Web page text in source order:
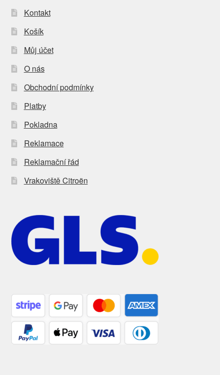
Kontakt
Košík
Můj účet
O nás
Obchodní podmínky
Platby
Pokladna
Reklamace
Reklamační řád
Vrakoviště Citroën